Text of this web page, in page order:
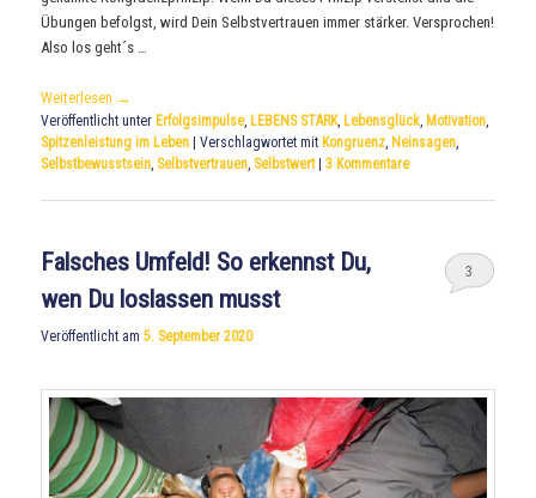
Übungen befolgst, wird Dein Selbstvertrauen immer stärker. Versprochen!
Also los geht´s …
Weiterlesen →
Veröffentlicht unter Erfolgsimpulse, LEBENS STARK, Lebensglück, Motivation,
Spitzenleistung im Leben |Verschlagwortet mit Kongruenz, Neinsagen,
Selbstbewusstsein, Selbstvertrauen, Selbstwert |3 Kommentare
Falsches Umfeld! So erkennst Du,
wen Du loslassen musst
Veröffentlicht am5. September 2020
3